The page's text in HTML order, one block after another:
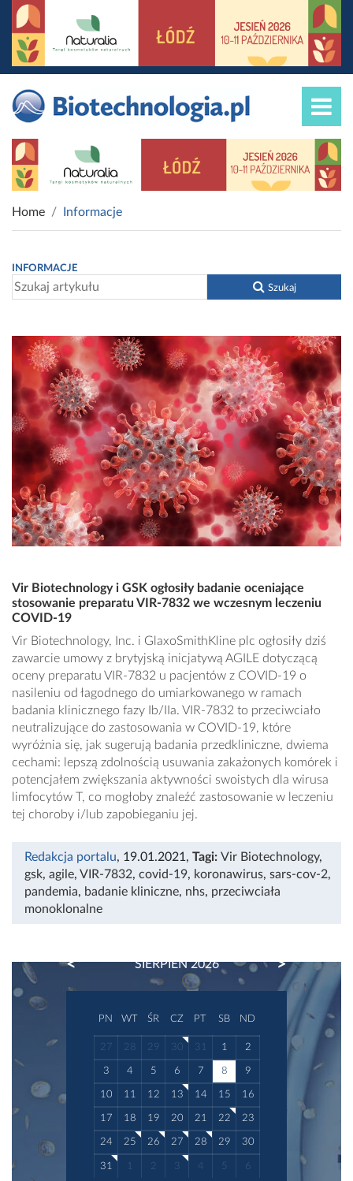
Home Informacje
INFORMACJE
Szukaj
Vir Biotechnology i GSK ogłosiły badanie oceniające
stosowanie preparatu VIR-7832 we wczesnym leczeniu
COVID-19
Vir Biotechnology, Inc. i GlaxoSmithKline plc ogłosiły dziś
zawarcie umowy z brytyjską inicjatywą AGILE dotyczącą
oceny preparatu VIR-7832 u pacjentów z COVID-19 o
nasileniu od łagodnego do umiarkowanego w ramach
badania klinicznego fazy Ib/IIa. VIR-7832 to przeciwciało
neutralizujące do zastosowania w COVID-19, które
wyróżnia się, jak sugerują badania przedkliniczne, dwiema
cechami: lepszą zdolnością usuwania zakażonych komórek i
potencjałem zwiększania aktywności swoistych dla wirusa
limfocytów T, co mogłoby znaleźć zastosowanie w leczeniu
tej choroby i/lub zapobieganiu jej.
Redakcja portalu, 19.01.2021 , Tagi: Vir Biotechnology,
gsk, agile, VIR-7832, covid-19, koronawirus, sars-cov-2,
pandemia, badanie kliniczne, nhs, przeciwciała
monoklonalne
SIERPIEŃ 2026
PREVIOUS NEXT
PN WT ŚR CZ PT SB ND
27 28 29 30 31 1 2
3 4 5 6 7 8 9
10 11 12 13 14 15 16
17 18 19 20 21 22 23
24 25 26 27 28 29 30
31 1 2 3 4 5 6